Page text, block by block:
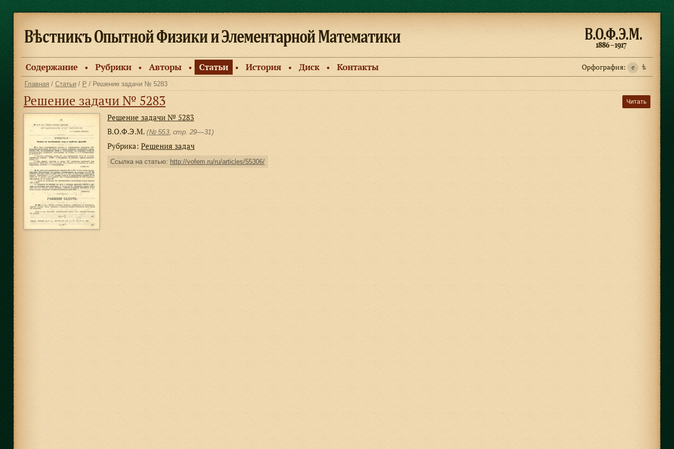
Содержание ● Рубрики ● Авторы ● Статьи ● История ● Диск ● Контакты Орфография: e ѣ
Главная / Статьи / Р / Решение задачи № 5283
Читать
Решение задачи № 5283
Решение задачи № 5283
В.О.Ф.Э.М. (№ 553, стр. 29—31)
Рубрика: Решения задач
Ссылка на статью: http://vofem.ru/ru/articles/55306/